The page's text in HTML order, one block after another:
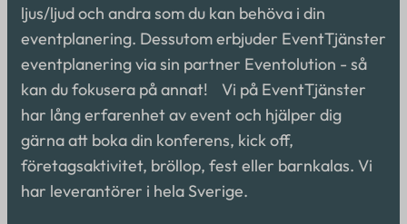
ljus/ljud och andra som du kan behöva i din
eventplanering. Dessutom erbjuder EventTjänster
eventplanering via sin partner Eventolution - så
kan du fokusera på annat! Vi på EventTjänster
har lång erfarenhet av event och hjälper dig
gärna att boka din konferens, kick off,
företagsaktivitet, bröllop, fest eller barnkalas. Vi
har leverantörer i hela Sverige.